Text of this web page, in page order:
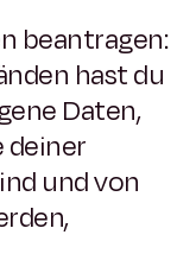
beantragen:
hast du
Daten,
deiner
und von